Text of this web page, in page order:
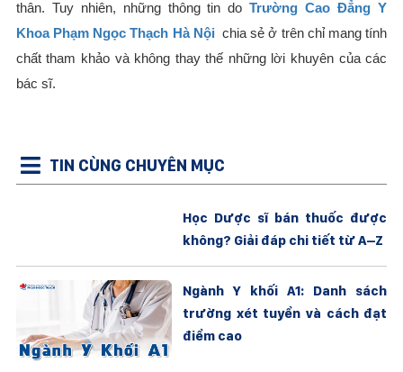
thân. Tuy nhiên, những thông tin doTrường Cao Đẳng Y
Khoa Phạm Ngọc Thạch Hà Nội chia sẻ ở trên chỉ mang tính
chất tham khảo và không thay thế những lời khuyên của các
bác sĩ.
TIN CÙNG CHUYÊN MỤC
Học Dược sĩ bán thuốc được
không? Giải đáp chi tiết từ A–Z
Ngành Y khối A1: Danh sách
trường xét tuyển và cách đạt
điểm cao